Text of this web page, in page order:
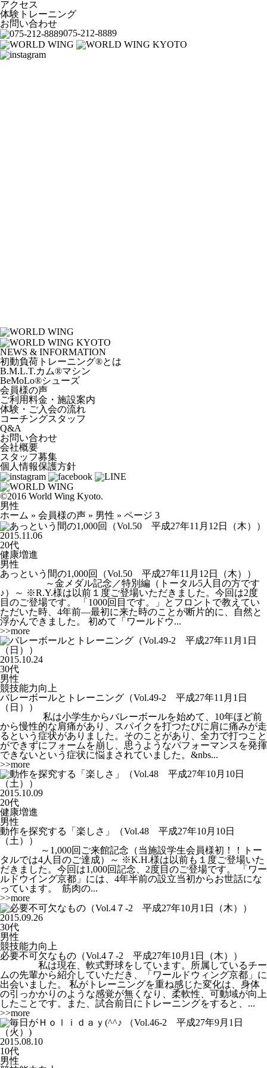
アクセス
体験トレーニング
お問い合わせ
075-212-8889
NEWS & INFORMATION
初動負荷トレーニング®とは
B.M.L.T.カム®マシン
BeMoLo®シューズ
会員様の声
ご利用料金・施設案内
体験・ご入会の流れ
コーチングスタッフ
Q&A
お問い合わせ
会社概要
スタッフ募集
個人情報保護方針
©2016 World Wing Kyoto.
男性
ホーム » 会員様の声 » 男性 » ページ 3
2015.11.06
20代
健康増進
男性
あっという間の1,000回（Vol.50 平成27年11月12日（木））
～金メダル記念／特別編（トータル5人目の方です
♪）～ ※R.Y.様は以前１度ご登場いただきました。今回は2度
目のご登場です。 「1000回目です。」とフロントで教えてい
ただいた時、4年前―最初に来た時のことが断片的に、自然と
浮かんできました。 初めて「ワールドウ...
>>more
2015.10.24
30代
男性
競技能力向上
バレーボールとトレーニング（Vol.49-2 平成27年11月1日
（日））
私は小学生からバレーボールを始めて、10年ほど前
から慢性的な肩痛があり、スパイクを打つたびに肩に痛みが走
るという症状がありました。そのことがあり、全力で打つこと
ができずにフォームを崩し、思うようなパフォーマンスを発揮
できないという症状に悩まされていました。&nbs...
>>more
2015.10.09
20代
健康増進
男性
動作を探究する「楽しさ」（Vol.48 平成27年10月10日
（土））
～1,000回ご来館記念（当施設学生会員様初！！トー
タルでは4人目のご達成）～ ※K.H.様は以前も１度ご登場いた
だきました。今回は1,000回記念、2度目のご登場です。 「ワー
ルドウイング京都」には、4年半前の設立当初からお世話にな
っています。 筋肉の...
>>more
2015.09.26
30代
男性
競技能力向上
必要不可欠なもの（Vol.4７-2 平成27年10月1日（木））
私は現在、軟式野球をしています。所属しているチー
ムの先輩から紹介していただき、「ワールドウィング京都」に
出会いました。 私がトレーニングを重ね感じた変化は、身体
の引っかかりのような感覚が無くなり、柔軟性、可動域が向上
したことです。また、試合前日にトレーニングをすると、...
>>more
2015.08.10
10代
男性